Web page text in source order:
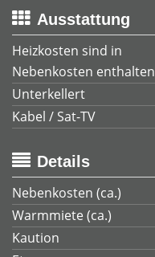
Ausstattung
Heizkosten sind in
Nebenkosten enthalten
Unterkellert
Kabel / Sat-TV
Details
Nebenkosten (ca.)
Warmmiete (ca.)
Kaution